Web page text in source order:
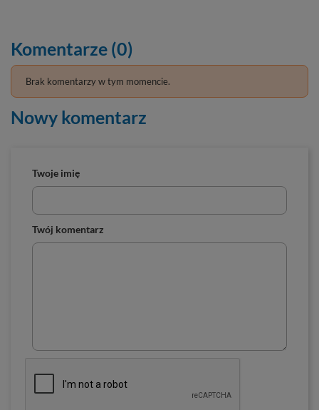
Komentarze (0)
Brak komentarzy w tym momencie.
Nowy komentarz
Twoje imię
Twój komentarz